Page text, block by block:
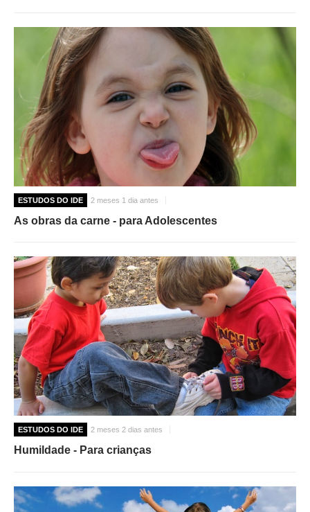
ESTUDOS DO IDE 2 meses 1 dia antes
As obras da carne - para Adolescentes
ESTUDOS DO IDE 2 meses 2 dias antes
Humildade - Para crianças